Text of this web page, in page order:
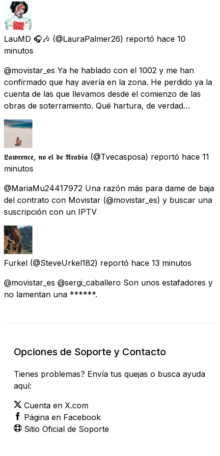
LauMD 🎧🎶 (@LauraPalmer26) reportó hace 10
minutos
@movistar_es Ya he hablado con el 1002 y me han
confirmado que hay avería en la zona. He perdido ya la
cuenta de las que llevamos desde el comienzo de las
obras de soterramiento. Qué hartura, de verdad…
𝕷𝖆𝖜𝖗𝖊𝖓𝖈𝖊, 𝖓𝖔 𝖊𝖑 𝖉𝖊 𝕬𝖗𝖆𝖇𝖎𝖆 (@Tvecasposa) reportó hace 11
minutos
@MariaMu24417972 Una razón más para dame de baja
del contrato con Movistar (@movistar_es) y buscar una
suscripción con un IPTV
Furkel (@SteveUrkel182) reportó hace 13 minutos
@movistar_es @sergi_caballero Son unos estafadores y
no lamentan una ******.
Opciones de Soporte y Contacto
Tienes problemas? Envía tus quejas o busca ayuda
aquí:
Cuenta en X.com
Página en Facebook
Sitio Oficial de Soporte